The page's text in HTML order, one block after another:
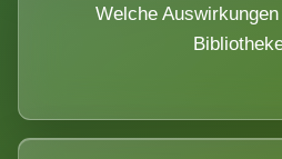
Welche